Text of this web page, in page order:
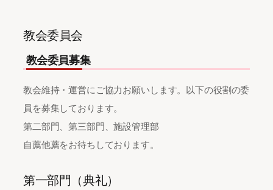
教会委員会
教会委員募集
教会維持・運営にご協力お願いします。以下の役割の委
員を募集しております。
第二部門、第三部門、施設管理部
自薦他薦をお待ちしております。
第一部門（典礼）